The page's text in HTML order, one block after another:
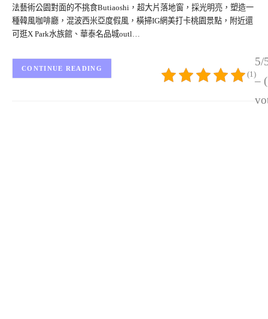
法藝術公園對面的不挑食Butiaoshi，超大片落地窗，採光明亮，塑造一
種韓風咖啡廳，混波西米亞度假風，橫掃IG網美打卡桃園景點，附近還
可逛X Park水族館、華泰名品城outl…
5/
–
(1)
CONTINUE READING